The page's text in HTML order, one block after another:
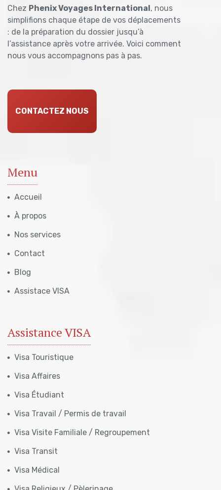
Chez Phenix Voyages International , nous
simplifions chaque étape de vos déplacements
: de la préparation du dossier jusqu’à
l’assistance après votre arrivée. Voici comment
nous vous accompagnons pas à pas.
CONTACTEZ NOUS
Menu
Accueil
À propos
Nos services
Contact
Blog
Assistace VISA
Assistance VISA
Visa Touristique
Visa Affaires
Visa Étudiant
Visa Travail / Permis de travail
Visa Visite Familiale / Regroupement
Visa Transit
Visa Médical